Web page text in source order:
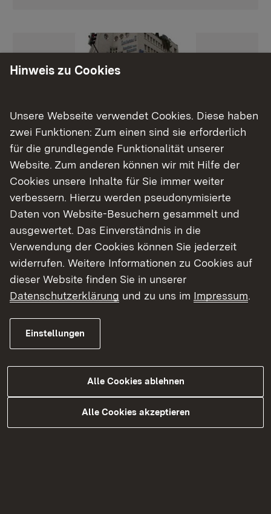
Willi-Bleicher-Str. 3
73033 Göppingen
Downloadlink:
Wegbeschreibung (pdf)
Hinweis zu Cookies
Unsere Webseite verwendet Cookies. Diese haben
zwei Funktionen: Zum einen sind sie erforderlich
für die grundlegende Funktionalität unserer
Website. Zum anderen können wir mit Hilfe der
Cookies unsere Inhalte für Sie immer weiter
verbessern. Hierzu werden pseudonymisierte
Daten von Website-Besuchern gesammelt und
ausgewertet. Das Einverständnis in die
Verwendung der Cookies können Sie jederzeit
widerrufen. Weitere Informationen zu Cookies auf
dieser Website finden Sie in unserer
Datenschutzerklärung und zu uns im Impressum.
Einstellungen
Alle Cookies ablehnen
Alle Cookies akzeptieren